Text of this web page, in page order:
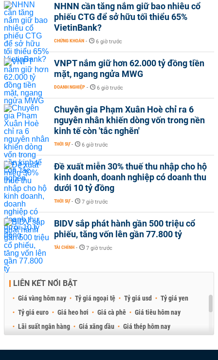
NHNN cần tăng nắm giữ bao nhiêu cổ
phiếu CTG để sở hữu tối thiểu 65%
VietinBank?
CHỨNG KHOÁN - 6 giờ trước
VNPT nắm giữ hơn 62.000 tỷ đồng tiền
mặt, ngang ngửa MWG
DOANH NGHIỆP - 6 giờ trước
Chuyên gia Phạm Xuân Hoè chỉ ra 6
nguyên nhân khiến dòng vốn trong nền
kinh tế còn 'tắc nghẽn'
THỜI SỰ - 6 giờ trước
Đề xuất miễn 30% thuế thu nhập cho hộ
kinh doanh, doanh nghiệp có doanh thu
dưới 10 tỷ đồng
THỜI SỰ - 7 giờ trước
BIDV sắp phát hành gần 500 triệu cổ
phiếu, tăng vốn lên gần 77.800 tỷ
TÀI CHÍNH - 7 giờ trước
LIÊN KẾT NỔI BẬT
Giá vàng hôm nay Tỷ giá ngoại tệ Tỷ giá usd
Tỷ giá yen
Tỷ giá euro
Giá heo hơi Giá cà phê
Giá tiêu hôm nay
Lãi suất ngân hàng
Giá xăng dầu
Giá thép hôm nay